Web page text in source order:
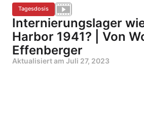
Tagesdosis
Internierungslager
Harbor 1941? | Von
Effenberger
Aktualisiert am Juli 27, 2023